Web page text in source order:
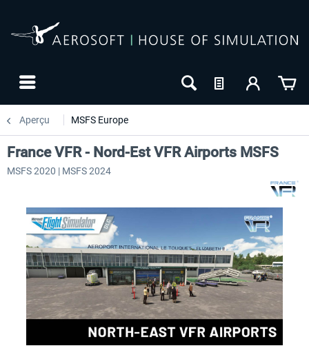
Aperçu MSFS Europe
France VFR - Nord-Est VFR Airports MSFS
MSFS 2020 | MSFS 2024